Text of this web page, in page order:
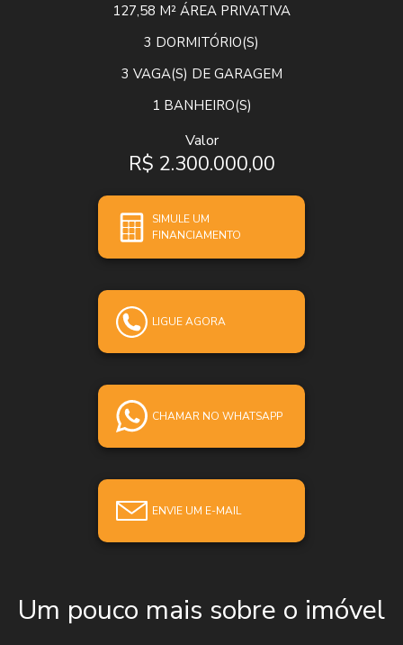
127,58 M² ÁREA PRIVATIVA
3 DORMITÓRIO(S)
3 VAGA(S) DE GARAGEM
1 BANHEIRO(S)
Valor
R$ 2.300.000,00
SIMULE UM
FINANCIAMENTO
LIGUE AGORA
CHAMAR NO WHATSAPP
ENVIE UM E-MAIL
Um pouco mais sobre o imóvel